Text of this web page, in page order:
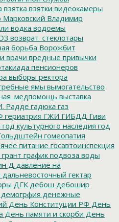
взятка взятки видеокамеры
Владимир
водка водоемы
возврат_стеклотары
борьба Ворожбит
врачи вредные привычки
пенсионеров
выборы ректора
ямы вымогательство
выставка
Радде гадюка газ
гериатрия ГЖИ ГИБДД Гиви
год культурного наследия год
гомеопатия
питание госавтоинспекция
грант график подвоза воды
Д давление на
дальневосточный гектар
ДГК дебош дебошир
демогрфия денежные
День Конституции РФ День
День памяти и скорби День